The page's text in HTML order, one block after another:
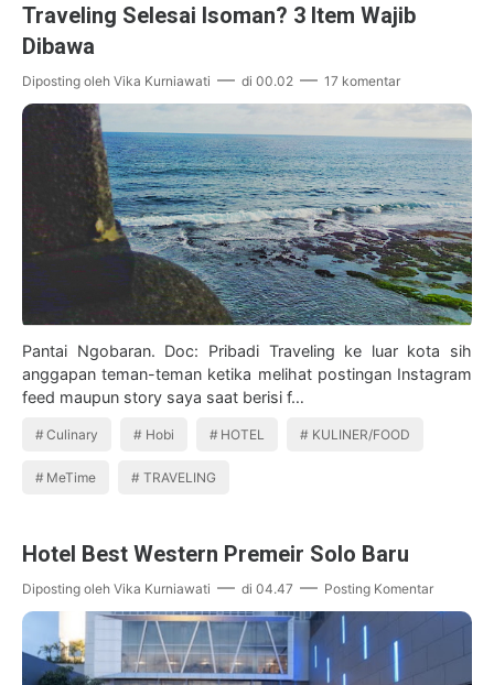
Traveling Selesai Isoman? 3 Item Wajib
Dibawa
Diposting oleh Vika Kurniawati di 00.02 17 komentar
Pantai Ngobaran. Doc: Pribadi Traveling ke luar kota sih
anggapan teman-teman ketika melihat postingan Instagram
feed maupun story saya saat berisi f…
Culinary Hobi HOTEL KULINER/FOOD
MeTime TRAVELING
Hotel Best Western Premeir Solo Baru
Diposting oleh Vika Kurniawati di 04.47 Posting Komentar